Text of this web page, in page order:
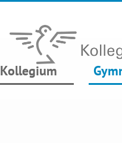
Kollegium